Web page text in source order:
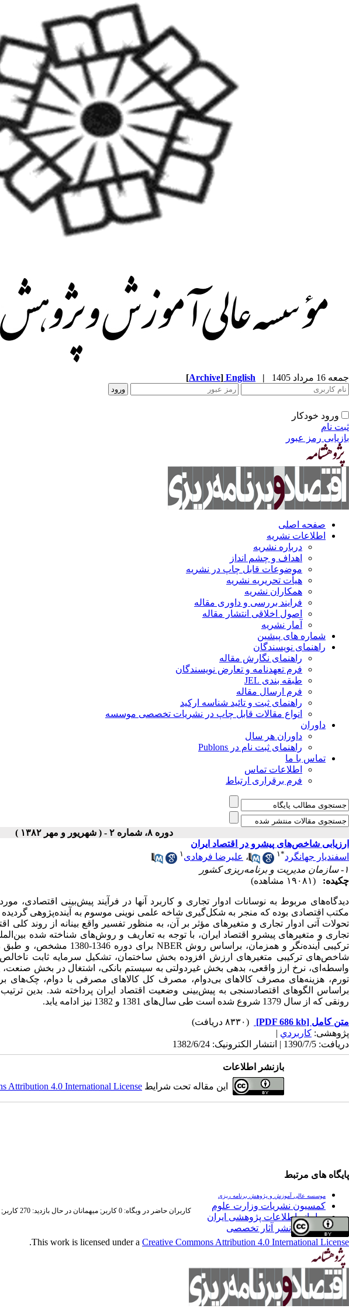
جمعه 16 مرداد 1405 |
English
[Archive]
ورود خودکار
ثبت نام
بازیابی رمز عبور
صفحه اصلی
اطلاعات نشریه
درباره نشریه
اهداف و چشم انداز
موضوعات قابل چاپ در نشریه
هیأت تحریریه نشریه
همکاران نشریه
فرایند بررسی و داوری مقاله
اصول اخلاقی انتشار مقاله
آمار نشریه
شماره های پیشین
راهنمای نویسندگان
راهنمای نگارش مقاله
فرم تعهدنامه و تعارض نویسندگان
طبقه بندی JEL
فرم ارسال مقاله
راهنمای ثبت و تائید شناسه ارکید
انواع مقالات قابل چاپ در نشریات تخصصی موسسه
داوران
داوران هر سال
راهنمای ثبت نام در Publons
تماس با ما
اطلاعات تماس
فرم برقراری ارتباط
دوره ۸، شماره ۲ - ( شهريور و مهر ۱۳۸۲ )
ارزیابی شاخص‌های پیشرو در اقتصاد ایران
اسفندیار جهانگرد*۱ ، علیرضا فرهادی ۱
۱- سازمان مدیریت و برنامه‌ریزی کشور
چکیده:
(۱۹۰۸۱ مشاهده)
دیدگاه‌های مربوط به نوسانات ادوار تجاری و کاربرد آنها در فرآیند پیش‌بینی
مکتب اقتصادی بوده که منجر به شکل‌گیری شاخه علمی نوینی موسوم به آینده‌پژوهی
تحولات آتی ادوار تجاری و متغیرهای مؤثر بر آن، به منظور تفسیر واقع بینانه از روند کلی
تجاری و متغیرهای پیشرو اقتصاد ایران، با توجه به تعاریف و روش‌های شناخته شده
شاخص‌های ترکیبی متغیرهای ارزش افزوده بخش ساختمان، تشکیل سرمایه ثابت ناخالص
واسطه‌ای، نرخ ارز واقعی، بدهی بخش غیردولتی به سیستم بانکی، اشتغال در بخش صنعت،
تورم، هزینه‌های مصرف کالاهای بی‌دوام، مصرف کل کالاهای مصرفی با دوام، چک‌های
براساس الگوهای اقتصادسنجی به پیش‌بینی وضعیت اقتصاد ایران پرداخته شد. بدین
رونقی که از سال 1379 شروع شده است طی سال‌های 1381 و 1382 نیز ادامه یابد.
متن کامل [PDF 686 kb]
(۸۳۳۰ دریافت)
پژوهشی: كاربردي |
دریافت: 1390/7/5 | انتشار الکترونیک: 1382/6/24
بازنشر اطلاعات
این مقاله تحت شرایط Attribution 4.0 International License
پایگاه های مرتبط
موسسه عالی آموزش و پژوهش برنامه ریزی
کمسیون نشریات وزارت علوم
سامانه اطلاعات پژوهشی ایران
فراخوان نشر آثار تخصصی
کاربران حاضر در وبگاه: 0 کاربر; میهمانان در حال بازدید: 270 کاربر;
This work is licensed under a Creative Commons Attribution 4.0 International License
.